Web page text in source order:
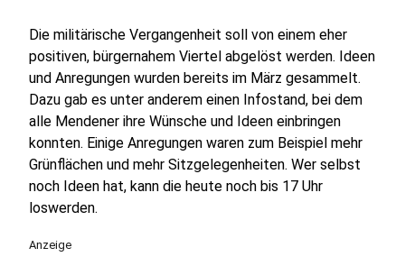
Die militärische Vergangenheit soll von einem eher
positiven, bürgernahem Viertel abgelöst werden. Ideen
und Anregungen wurden bereits im März gesammelt.
Dazu gab es unter anderem einen Infostand, bei dem
alle Mendener ihre Wünsche und Ideen einbringen
konnten. Einige Anregungen waren zum Beispiel mehr
Grünflächen und mehr Sitzgelegenheiten. Wer selbst
noch Ideen hat, kann die heute noch bis 17 Uhr
loswerden.
Anzeige